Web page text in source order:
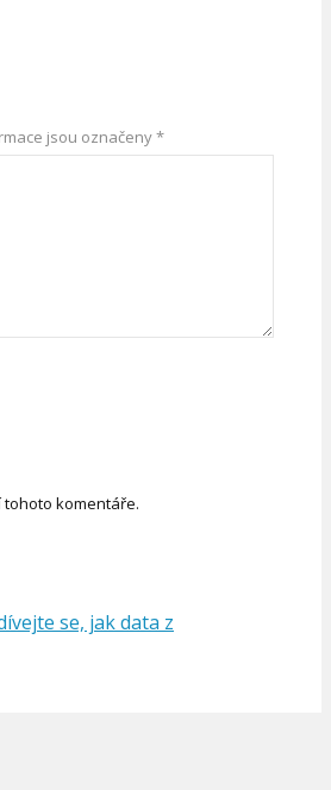
jsou označeny*
komentáře.
se, jak data z